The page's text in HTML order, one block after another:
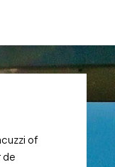
of
de